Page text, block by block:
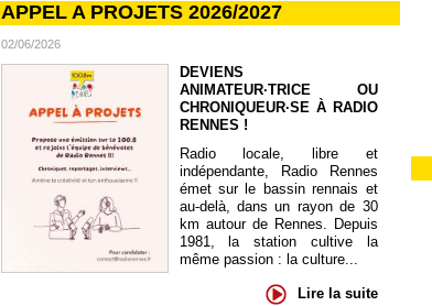
APPEL A PROJETS 2026/2027
02/06/2026
DEVIENS
ANIMATEUR·TRICE OU
CHRONIQUEUR·SE À RADIO
RENNES !
Radio locale, libre et
indépendante, Radio Rennes
émet sur le bassin rennais et
au-delà, dans un rayon de 30
km autour de Rennes. Depuis
1981, la station cultive la
même passion : la culture...
Lire la suite